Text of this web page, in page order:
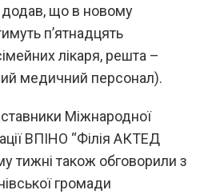
додав, що в новому
п’ятнадцять
лікаря, решта –
медичний персонал).
Міжнародної
ВПІНО “Філія АКТЕД
тижні також обговорили з
громади